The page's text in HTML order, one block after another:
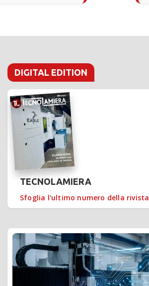
DIGITAL EDITION
TECNOLAMIERA
Sfoglia l'ultimo numero della rivista